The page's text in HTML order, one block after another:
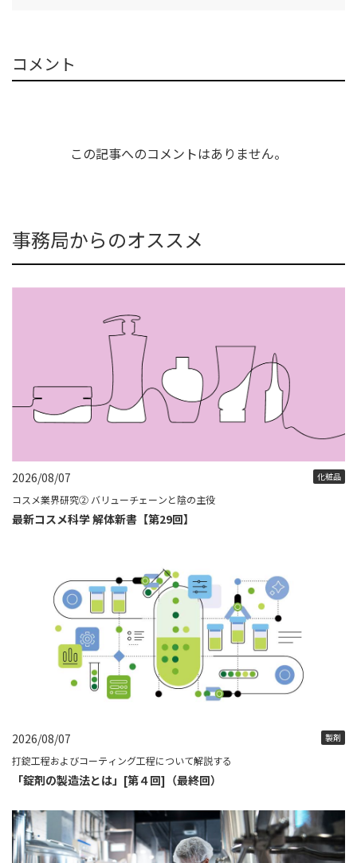
コメント
この記事へのコメントはありません。
事務局からのオススメ
2026/08/07 化粧品
コスメ業界研究② バリューチェーンと陰の主役
最新コスメ科学 解体新書【第29回】
2026/08/07 製剤
打錠工程およびコーティング工程について解説する
「錠剤の製造法とは」[第４回]（最終回）